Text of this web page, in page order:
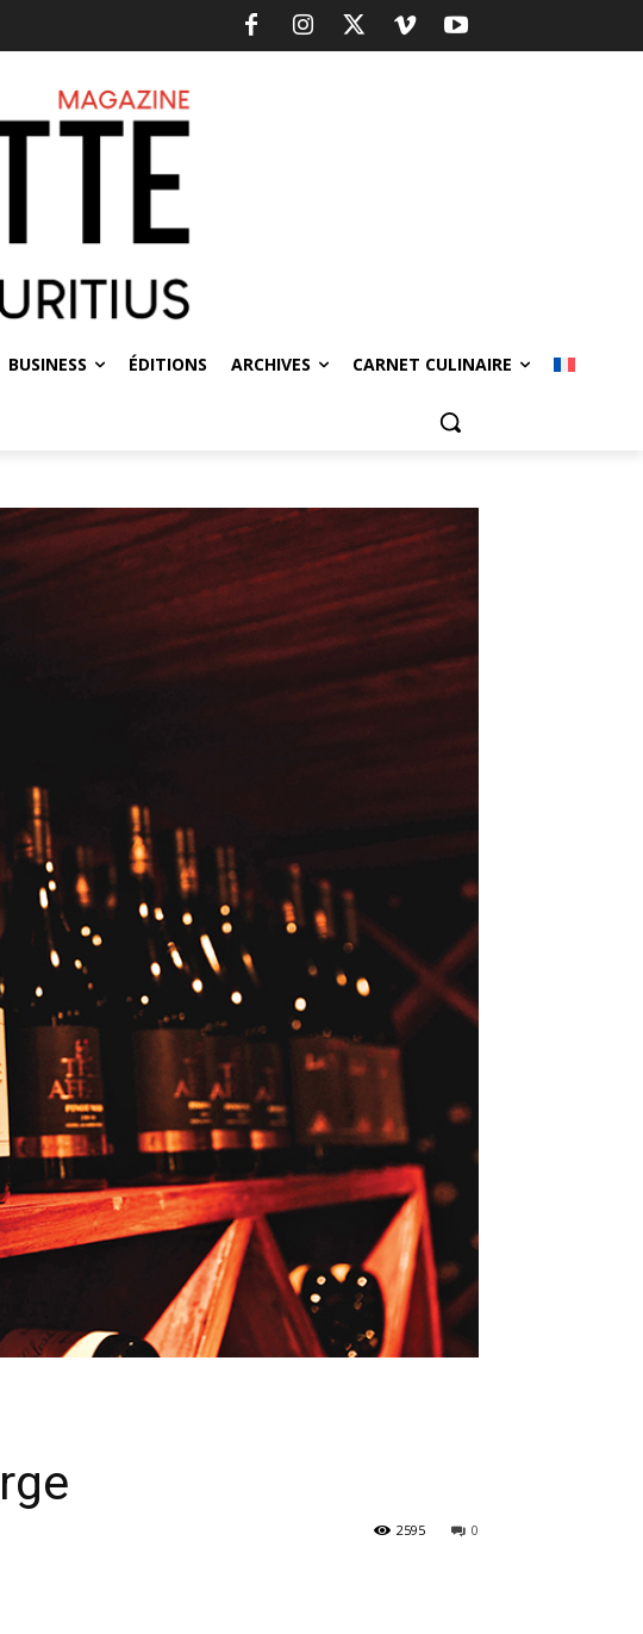
BUSINESS ÉDITIONS ARCHIVES CARNET CULINAIRE
0
2595